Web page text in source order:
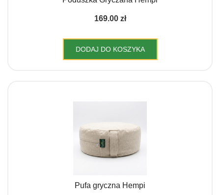
169.00 zł
DODAJ DO KOSZYKA
Pufa gryczna Hempi